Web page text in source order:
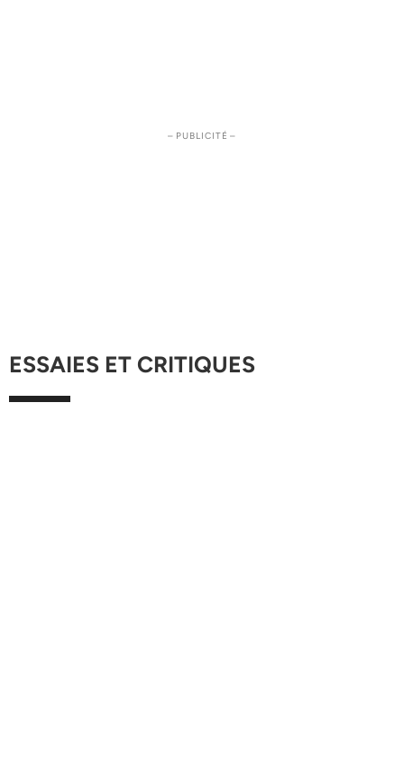
– PUBLICITÉ –
ESSAIES ET CRITIQUES